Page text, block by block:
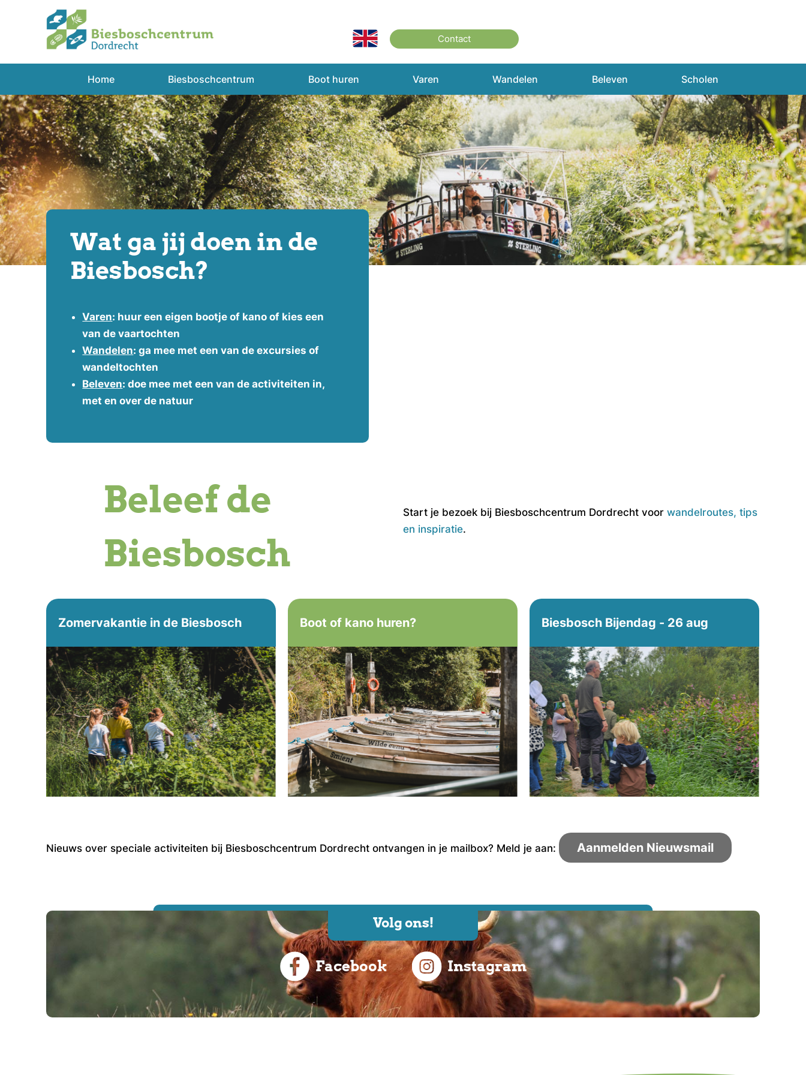
Contact
Home Biesboschcentrum Boot huren Varen Wandelen Beleven Scholen
Wat ga jij doen in de
Biesbosch?
Varen: huur een eigen bootje of kano of kies een
van de vaartochten
Wandelen: ga mee met een van de excursies of
wandeltochten
Beleven: doe mee met een van de activiteiten in,
met en over de natuur
Beleef de
Biesbosch
Start je bezoek bij Biesboschcentrum Dordrecht voor wandelroutes, tips
en inspiratie.
Zomervakantie in de Biesbosch Boot of kano huren? Biesbosch Bijendag - 26 aug
Nieuws over speciale activiteiten bij Biesboschcentrum Dordrecht ontvangen in je mailbox? Meld je aan: Aanmelden Nieuwsmail
Volg ons!
Facebook Instagram